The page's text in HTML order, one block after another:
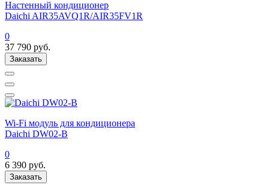
Настенный кондиционер
Daichi AIR35AVQ1R/AIR35FV1R
0
37 790 руб.
Заказать
Wi-Fi модуль для кондиционера
Daichi DW02-B
0
6 390 руб.
Заказать